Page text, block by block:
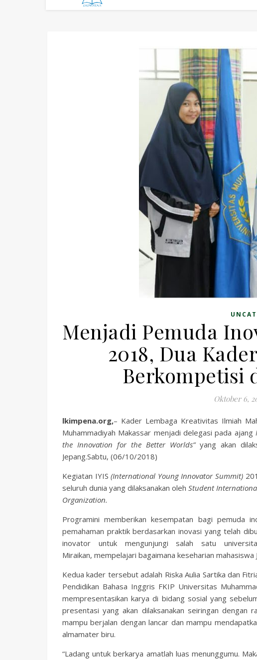
Menjadi Pemuda
2018, Dua
Berkompetisi
Oktober 6,
lkimpena.org,– Kader Lembaga Kreativitas Ilmiah
Muhammadiyah Makassar menjadi delegasi pada ajang
the Innovation for the Better Worlds”yang akan
Jepang.Sabtu, (06/10/2018)
Kegiatan IYIS(International Young Innovator Summit)
seluruh dunia yang dilaksanakan olehStudent
Organization.
Programini memberikan kesempatan bagi pemuda
pemahaman praktik berdasarkan inovasi yang telah
inovator untuk mengunjungi salah satu
Miraikan, mempelajari bagaimana keseharian
Kedua kader tersebut adalah Riska Aulia Sartika dan
Pendidikan Bahasa Inggris FKIP Universitas
mempresentasikan karya di bidang sosial yang
presentasi yang akan dilaksanakan seiringan dengan
mampu berjalan dengan lancar dan mampu
almamater biru.
“Ladang untuk berkarya amatlah luas menunggumu.